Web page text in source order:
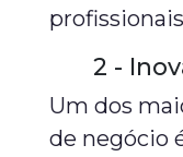
2 -
Um dos
de negócio